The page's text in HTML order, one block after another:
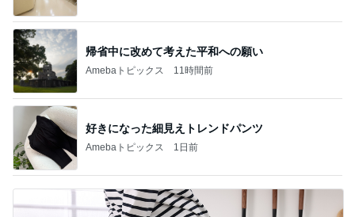
帰省中に改めて考えた平和への願い
Amebaトピックス 11時間前
好きになった細見えトレンドパンツ
Amebaトピックス 1日前